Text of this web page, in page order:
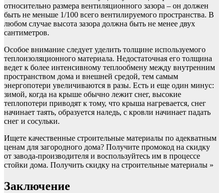
относительно размера вентиляционного зазора – он должен
быть не меньше 1/100 всего вентилируемого пространства. В
любом случае высота зазора должна быть не менее двух
сантиметров.
Особое внимание следует уделить толщине используемого
теплоизоляционного материала. Недостаточная его толщина
ведет к более интенсивному теплообмену между внутренним
пространством дома и внешней средой, тем самым
энергопотери увеличиваются в разы. Есть и еще один минус:
зимой, когда на крыше обычно лежит снег, высокие
теплопотери приводят к тому, что крыша нагревается, снег
начинает таять, образуется наледь, с кровли начинает падать
снег и сосульки.
Ищете качественные строительные материалы по адекватным
ценам для загородного дома? Получите промокод на скидку
от завода-производителя и воспользуйтесь им в процессе
стойки дома. Получить скидку на строительные материалы »
Заключение